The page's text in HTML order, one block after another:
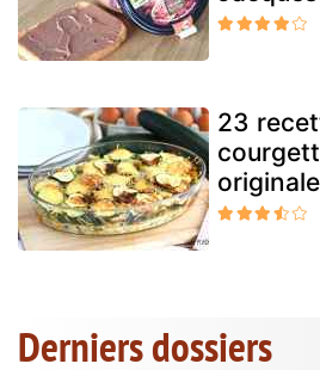
23
Derniers dossiers